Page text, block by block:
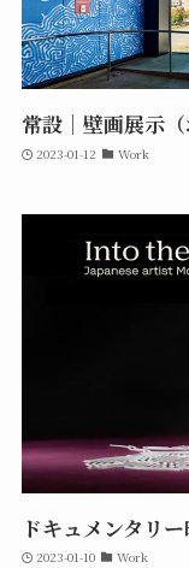
常設｜壁画展示
2023-01-12 Work
ドキュメンタリ
2023-01-10 Work